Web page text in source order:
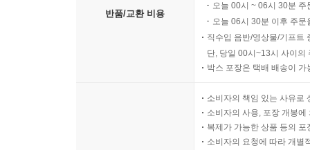
반품/교환 비용
오늘 00시 ~ 06시 30분
오늘 06시 30분 이후 주
직수입 음반/영상물/기프트
단, 당일 00시~13시 사이의
박스 포장은 택배 배송이
소비자의 책임 있는 사유로
소비자의 사용, 포장 개봉
복제가 가능한 상품 등의
소비자의 요청에 따라 개별